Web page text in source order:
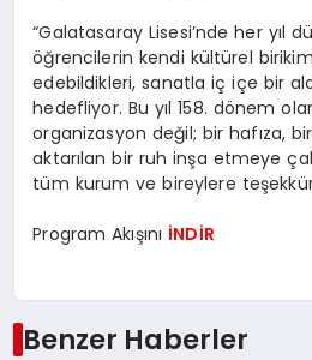
“Galatasaray Lisesi’nde her yıl
öğrencilerin kendi kültürel
edebildikleri, sanatla iç içe bir
hedefliyor. Bu yıl 158. dönem
organizasyon değil; bir hafıza,
aktarılan bir ruh inşa etmeye
tüm kurum ve bireylere
Program Akışını İNDİR
Benzer Haberler